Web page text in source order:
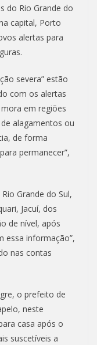
do Rio Grande do
capital, Porto
alertas para
severa” estão
com os alertas
em regiões
alagamentos ou
de forma
permanecer”,
Grande do Sul,
Jacuí, dos
de nível, após
essa informação”,
nas contas
o prefeito de
neste
casa após o
suscetíveis a